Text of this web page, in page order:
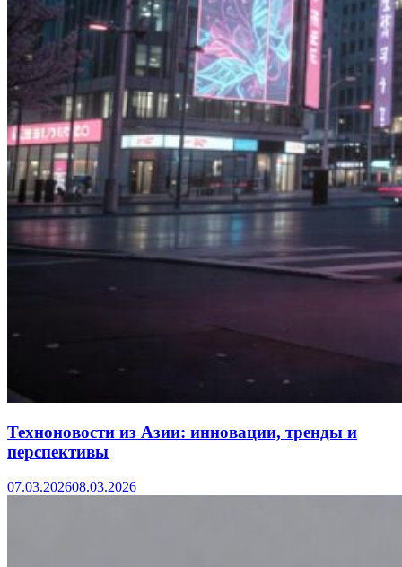
Техноновости из Азии: инновации, тренды и
перспективы
07.03.202608.03.2026